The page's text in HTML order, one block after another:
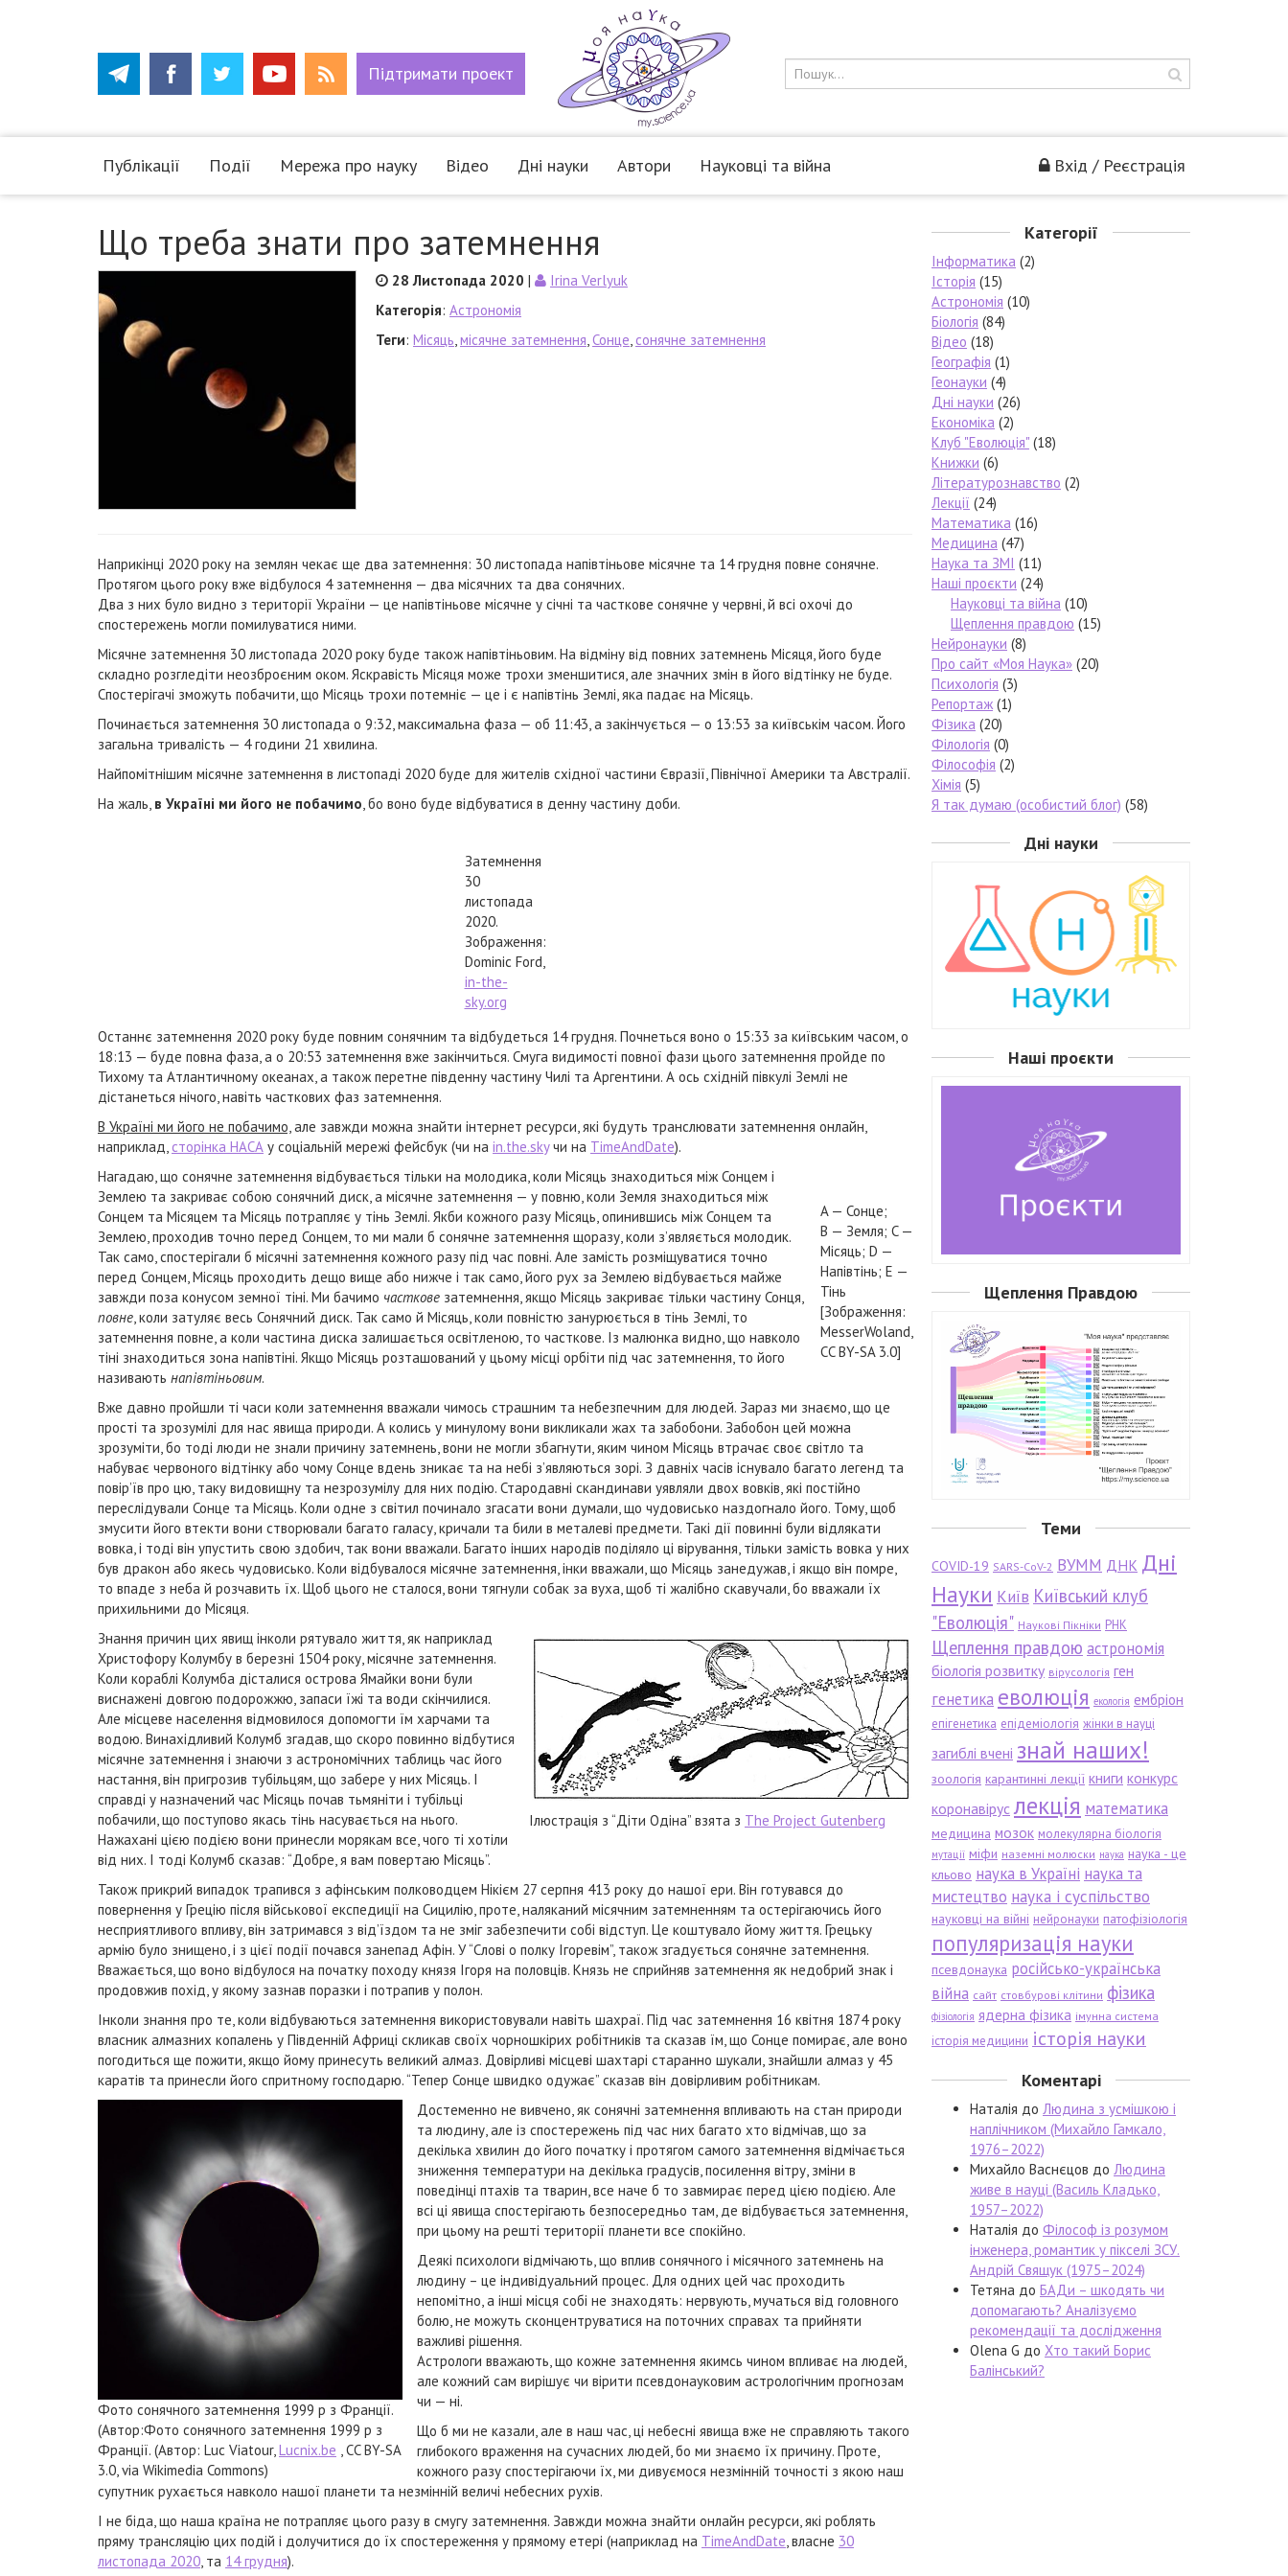
Підтримати проект
Публікації Події Мережа про науку Відео Дні науки Автори Науковці та війна Вхід / Реєстрація
Що треба знати про затемнення
28 Листопада 2020 |
Irina Verlyuk
Категорія: Астрономія
Теги: Місяць,місячне затемнення,Сонце,сонячне затемнення
Наприкінці 2020 року на землян чекає ще два затемнення: 30 листопада напівтіньове місячне та 14 грудня повне сонячне.
Протягом цього року вже відбулося 4 затемнення — два місячних та два сонячних.
Два з них було видно з території України — це напівтіньове місячне у січні та часткове сонячне у червні, й всі охочі до
спостережень могли помилуватися ними.
Місячне затемнення 30 листопада 2020 року буде також напівтіньовим. На відміну від повних затемнень Місяця, його буде
складно розгледіти неозброєним оком. Яскравість Місяця може трохи зменшитися, але значних змін в його відтінку не буде.
Спостерігачі зможуть побачити, що Місяць трохи потемніє — це і є напівтінь Землі, яка падає на Місяць.
Починається затемнення 30 листопада о 9:32, максимальна фаза — об 11:43, а закінчується — о 13:53 за київськім часом. Його
загальна тривалість — 4 години 21 хвилина.
Найпомітнішим місячне затемнення в листопаді 2020 буде для жителів східної частини Євразії, Північної Америки та Австралії.
На жаль, в Україні ми його не побачимо, бо воно буде відбуватися в денну частину доби.
Затемнення
30
листопада
2020.
Зображення:
Dominic Ford,
in-the-
sky.org
Останнє затемнення 2020 року буде повним сонячним та відбудеться 14 грудня. Почнеться воно о 15:33 за київським часом, о
18:13 — буде повна фаза, а о 20:53 затемнення вже закінчиться. Смуга видимості повної фази цього затемнення пройде по
Тихому та Атлантичному океанах, а також перетне південну частину Чилі та Аргентини. А ось східній півкулі Землі не
дістанеться нічого, навіть часткових фаз затемнення.
В Україні ми його не побачимо, але завжди можна знайти інтернет ресурси, які будуть транслювати затемнення онлайн,
наприклад, сторінка НАСА у соціальній мережі фейсбук (чи на in.the.skyчи на TimeAndDate).
A — Сонце;
B — Земля; C —
Місяць; D —
Напівтінь; E —
Тінь
[Зображення:
MesserWoland,
CC BY-SA 3.0]
Нагадаю, що сонячне затемнення відбувається тільки на молодика, коли Місяць знаходиться між Сонцем і
Землею та закриває собою сонячний диск, а місячне затемнення — у повню, коли Земля знаходиться між
Сонцем та Місяцем та Місяць потрапляє у тінь Землі. Якби кожного разу Місяць, опинившись між Сонцем та
Землею, проходив точно перед Сонцем, то ми мали б сонячне затемнення щоразу, коли з’являється молодик.
Так само, спостерігали б місячні затемнення кожного разу під час повні. Але замість розміщуватися точно
перед Сонцем, Місяць проходить дещо вище або нижче і так само, його рух за Землею відбувається майже
завжди поза конусом земної тіні. Ми бачимо часткове затемнення, якщо Місяць закриває тільки частину Сонця,
повне , коли затуляє весь Сонячний диск. Так само й Місяць, коли повністю занурюється в тінь Землі, то
затемнення повне, а коли частина диска залишається освітленою, то часткове. Із малюнка видно, що навколо
тіні знаходиться зона напівтіні. Якщо Місяць розташований у цьому місці орбіти під час затемнення, то його
називають напівтіньовим.
Вже давно пройшли ті часи коли затемнення вважали чимось страшним та небезпечним для людей. Зараз ми знаємо, що це
прості та зрозумілі для нас явища природи. А колись у минулому вони викликали жах та забобони. Забобон цей можна
зрозуміти, бо тоді люди не знали причину затемнень, вони не могли збагнути, яким чином Місяць втрачає своє світло та
набуває червоного відтінку або чому Сонце вдень зникає та на небі з’являються зорі. З давніх часів існувало багато легенд та
повір’їв про цю, таку видовищну та незрозумілу для них подію. Стародавні скандинави уявляли двох вовків, які постійно
переслідували Сонце та Місяць. Коли одне з світил починало згасати вони думали, що чудовисько наздогнало його. Тому, щоб
змусити його втекти вони створювали багато галасу, кричали та били в металеві предмети. Такі дії повинні були відлякати
вовка, і тоді він упустить свою здобич, так вони вважали. Багато інших народів поділяло ці вірування, тільки замість вовка у них
був дракон або якесь чудовисько. Коли відбувалося місячне затемнення, інки вважали, що Місяць занедужав, і якщо він помре,
то впаде з неба й розчавить їх. Щоб цього не сталося, вони тягнули собак за вуха, щоб ті жалібно скавучали, бо вважали їх
прихильними до Місяця.
Ілюстрація з “Діти Одіна” взята з The Project Gutenberg
Знання причин цих явищ інколи рятувало життя, як наприклад
Христофору Колумбу в березні 1504 року, місячне затемнення.
Коли кораблі Колумба дісталися острова Ямайки вони були
виснажені довгою подорожжю, запаси їжі та води скінчилися.
Але місцеве населення відмовилося допомогти їм харчами та
водою. Винахідливий Колумб згадав, що скоро повинно відбутися
місячне затемнення і знаючи з астрономічних таблиць час його
настання, він пригрозив тубільцям, що забере у них Місяць. І
справді у назначений час Місяць почав тьмяніти і тубільці
побачили, що поступово якась тінь насувається на нього.
Нажахані цією подією вони принесли морякам все, чого ті хотіли
від них. І тоді Колумб сказав: “Добре, я вам повертаю Місяць”.
Також прикрий випадок трапився з афінським полководцем Нікієм 27 серпня 413 року до нашої ери. Він готувався до
повернення у Грецію після військової експедиції на Сицилію, проте, наляканий місячним затемненням та остерігаючись його
несприятливого впливу, він затримався з від’їздом та не зміг забезпечити собі відступ. Це коштувало йому життя. Грецьку
армію було знищено, і з цієї події почався занепад Афін. У “Слові о полку Ігоревім”, також згадується сонячне затемнення.
Вважається, що воно відбулося на початку походу князя Ігоря на половців. Князь не сприйняв затемнення як недобрий знак і
продовжив похід, у якому зазнав поразки і потрапив у полон.
Інколи знання про те, коли відбуваються затемнення використовували навіть шахраї. Під час затемнення 16 квітня 1874 року
власник алмазних копалень у Південній Африці скликав своїх чорношкірих робітників та сказав їм, що Сонце помирає, але воно
погодиться ще пожити, якщо йому принесуть великий алмаз. Довірливі місцеві шахтарі старанно шукали, знайшли алмаз у 45
каратів та принесли його спритному господарю. “Тепер Сонце швидко одужає” сказав він довірливим робітникам.
Фото сонячного затемнення 1999 р з Франції.
(Автор:Фото сонячного затемнення 1999 р з
Франції. (Автор: Luc Viatour, Lucnix.be , CC BY-SA
3.0, via Wikimedia Commons)
Достеменно не вивчено, як сонячні затемнення впливають на стан природи
та людину, але із спостережень під час них багато хто відмічав, що за
декілька хвилин до його початку і протягом самого затемнення відмічається
зниження температури на декілька градусів, посилення вітру, зміни в
поведінці птахів та тварин, все наче б то завмирає перед цією подією. Але
всі ці явища спостерігають безпосередньо там, де відбувається затемнення,
при цьому на решті території планети все спокійно.
Деякі психологи відмічають, що вплив сонячного і місячного затемнень на
людину – це індивідуальний процес. Для одних цей час проходить
непомітно, а інші місця собі не знаходять: нервують, мучаться від головного
болю, не можуть сконцентруватися на поточних справах та прийняти
важливі рішення.
Астрологи вважають, що кожне затемнення якимсь чином впливає на людей,
але кожний сам вирішує чи вірити псевдонауковим астрологічним прогнозам
чи — ні.
Що б ми не казали, але в наш час, ці небесні явища вже не справляють такого
глибокого враження на сучасних людей, бо ми знаємо їх причину. Проте,
кожного разу спостерігаючи їх, ми дивуємося незмінній точності з якою наш
супутник рухається навколо нашої планети та незмінній величі небесних рухів.
І не біда, що наша країна не потрапляє цього разу в смугу затемнення. Завжди можна знайти онлайн ресурси, які роблять
пряму трансляцію цих подій і долучитися до їх спостереження у прямому етері (наприклад на TimeAndDate , власне 30
листопада 2020 , та 14 грудня).
Категорії
Інформатика (2)
Історія (15)
Астрономія (10)
Біологія (84)
Відео (18)
Географія (1)
Геонауки (4)
Дні науки (26)
Економіка (2)
Клуб "Еволюція" (18)
Книжки (6)
Літературознавство (2)
Лекції (24)
Математика (16)
Медицина (47)
Наука та ЗМІ (11)
Наші проєкти (24)
Науковці та війна (10)
Щеплення правдою (15)
Нейронауки (8)
Про сайт «Моя Наука» (20)
Психологія (3)
Репортаж(1)
Фізика (20)
Філологія (0)
Філософія (2)
Хімія (5)
Я так думаю (особистий блог) (58)
Дні науки
Наші проєкти
Щеплення Правдою
Теми
COVID-19 SARS-CoV-2 ВУММ ДНК Дні
Науки Київ Київський клуб
"Еволюція" Наукові Пікніки РНК
Щеплення правдою астрономія
біологія розвитку вірусологія ген
генетика еволюція екологія ембріон
епігенетика епідеміологія жінки в науці
загиблі вчені знай наших!
зоологія карантинні лекції книги конкурс
коронавірус лекція математика
медицина мозок молекулярна біологія
мутації міфи наземні молюски наука наука - це
кльово наука в Україні наука та
мистецтво наука і суспільство
науковці на війні нейронауки патофізіологія
популяризація науки
псевдонаука російсько-українська
війна сайт стовбурові клітини фізика
фізіологія ядерна фізика імунна система
історія медицини історія науки
Коментарі
Наталія до Людина з усмішкою і
наплічником (Михайло Гамкало,
1976–2022)
Михайло Васнєцов до Людина
живе в науці (Василь Кладько,
1957–2022)
Наталія до Філософ із розумом
інженера, романтик у пікселі ЗСУ.
Андрій Свящук (1975–2024)
Тетяна до БАДи – шкодять чи
допомагають? Аналізуємо
рекомендації та дослідження
Olena G до Хто такий Борис
Балінський?